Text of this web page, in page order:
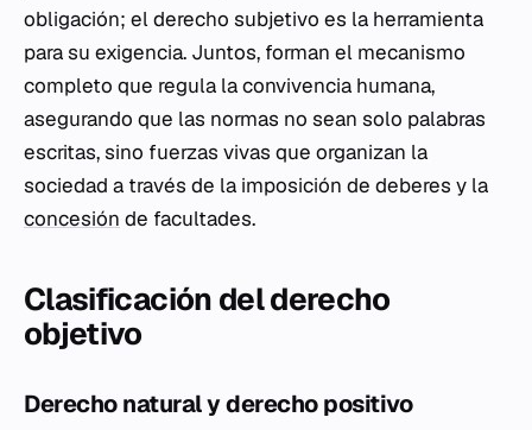
obligación; el derecho subjetivo es la herramienta
para su exigencia. Juntos, forman el mecanismo
completo que regula la convivencia humana,
asegurando que las normas no sean solo palabras
escritas, sino fuerzas vivas que organizan la
sociedad a través de la imposición de deberes y la
concesión de facultades.
Clasificación del derecho
objetivo
Derecho natural y derecho positivo